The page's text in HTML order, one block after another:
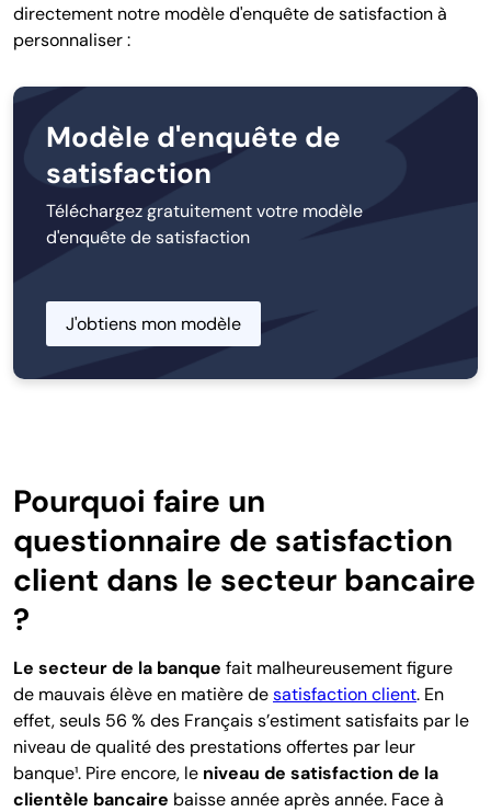
directement notre modèle d'enquête de satisfaction à
personnaliser :
Modèle d'enquête de
satisfaction
Téléchargez gratuitement votre modèle
d'enquête de satisfaction
J'obtiens mon modèle
Pourquoi faire un
questionnaire de satisfaction
client dans le secteur bancaire
?
Le secteur de la banque fait malheureusement figure
de mauvais élève en matière desatisfaction client. En
effet, seuls 56 % des Français s’estiment satisfaits par le
niveau de qualité des prestations offertes par leur
banque¹. Pire encore, le niveau de satisfaction de la
clientèle bancaire baisse année après année. Face à